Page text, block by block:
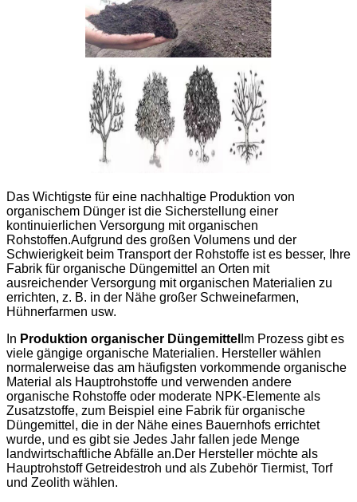
Das Wichtigste für eine nachhaltige Produktion von
organischem Dünger ist die Sicherstellung einer
kontinuierlichen Versorgung mit organischen
Rohstoffen.Aufgrund des großen Volumens und der
Schwierigkeit beim Transport der Rohstoffe ist es besser, Ihre
Fabrik für organische Düngemittel an Orten mit
ausreichender Versorgung mit organischen Materialien zu
errichten, z. B. in der Nähe großer Schweinefarmen,
Hühnerfarmen usw.
In Produktion organischer Düngemittel Im Prozess gibt es
viele gängige organische Materialien. Hersteller wählen
normalerweise das am häufigsten vorkommende organische
Material als Hauptrohstoffe und verwenden andere
organische Rohstoffe oder moderate NPK-Elemente als
Zusatzstoffe, zum Beispiel eine Fabrik für organische
Düngemittel, die in der Nähe eines Bauernhofs errichtet
wurde, und es gibt sie Jedes Jahr fallen jede Menge
landwirtschaftliche Abfälle an.Der Hersteller möchte als
Hauptrohstoff Getreidestroh und als Zubehör Tiermist, Torf
und Zeolith wählen.